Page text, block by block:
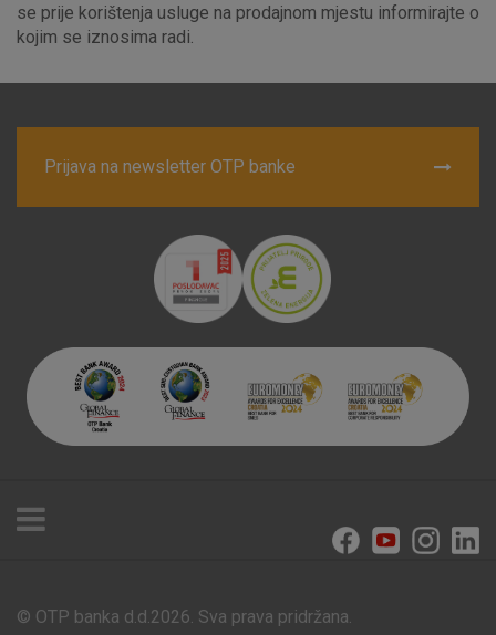
se prije korištenja usluge na prodajnom mjestu informirajte o
kojim se iznosima radi.
Prijava na newsletter OTP banke
Poslovnice i bankomati
© OTP banka d.d.2026. Sva prava pridržana.
Detaljnije informacije o kolačićima